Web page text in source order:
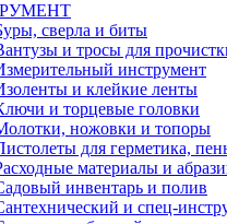
сверла и биты
и тросы для
инструмент
и клейкие ленты
и торцевые головки
ножовки и топоры
для герметика,
материалы и
инвентарь и полив
и спец-